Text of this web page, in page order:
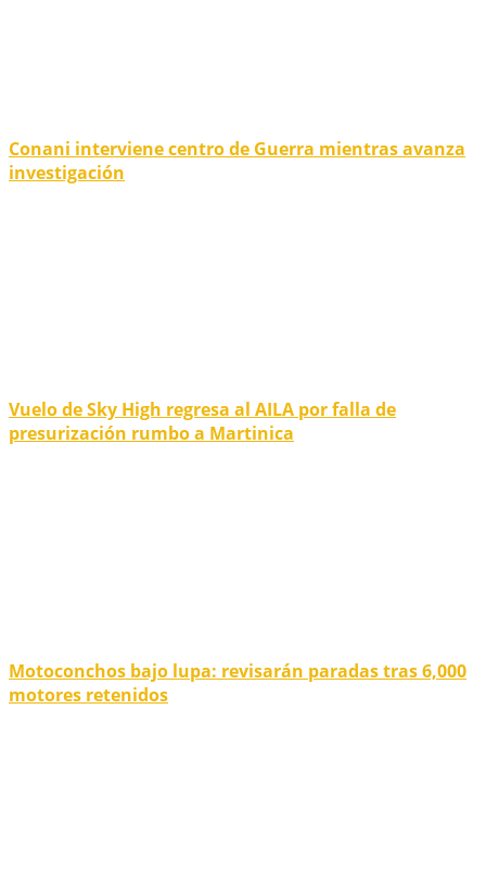
Conani interviene centro de Guerra mientras avanza
investigación
Vuelo de Sky High regresa al AILA por falla de
presurización rumbo a Martinica
Motoconchos bajo lupa: revisarán paradas tras 6,000
motores retenidos